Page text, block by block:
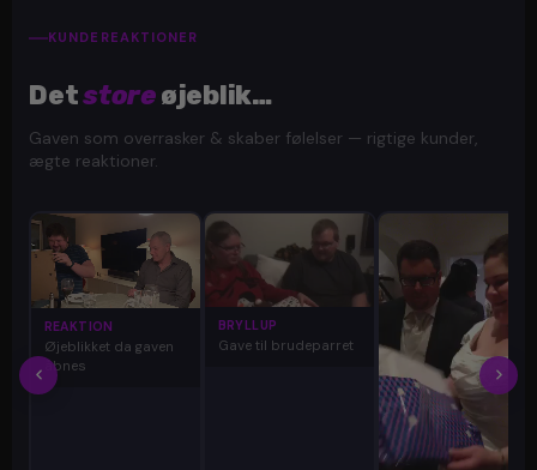
KUNDEREAKTIONER
Detstoreøjeblik…
Gaven som overrasker & skaber følelser — rigtige kunder,
ægte reaktioner.
REAKTION
Øjeblikket da gaven
åbnes
BRYLLUP
Gave til brudeparret